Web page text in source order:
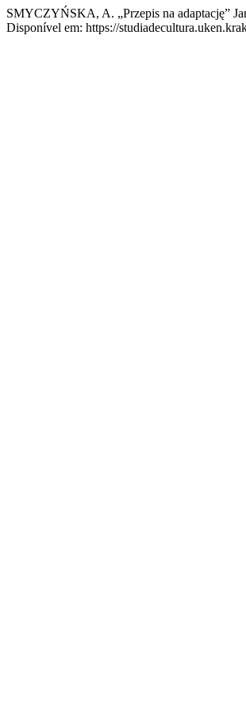
SMYCZYŃSKA, A. „Przepis na adaptację”
Disponível em: https://